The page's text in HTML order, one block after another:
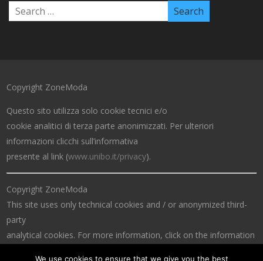
Copyright ZoneModa
Questo sito utilizza solo cookie tecnici e/o
cookie analitici di terza parte anonimizzati. Per ulteriori
informazioni clicchi sull’informativa
presente al link (www.unibo.it/privacy).
Copyright ZoneModa
This site uses only technical cookies and / or anonymized third-
party
analytical cookies. For more information, click on the information
We use cookies to ensure that we give you the best